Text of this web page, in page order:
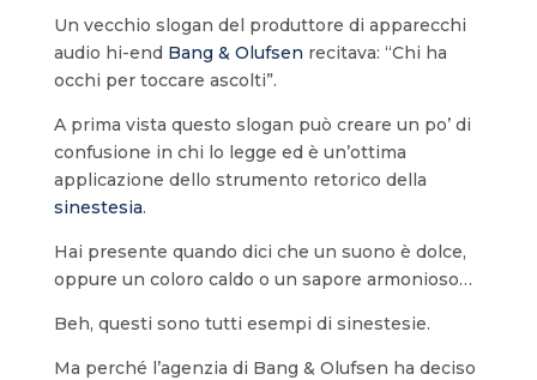
Un vecchio slogan del produttore di apparecchi
audio hi-end Bang & Olufsen recitava: “Chi ha
occhi per toccare ascolti”.
A prima vista questo slogan può creare un po’ di
confusione in chi lo legge ed è un’ottima
applicazione dello strumento retorico della
sinestesia.
Hai presente quando dici che un suono è dolce,
oppure un coloro caldo o un sapore armonioso…
Beh, questi sono tutti esempi di sinestesie.
Ma perché l’agenzia di Bang & Olufsen ha deciso